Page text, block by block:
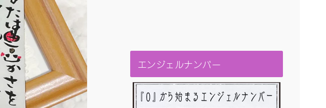
エンジェルナンバー